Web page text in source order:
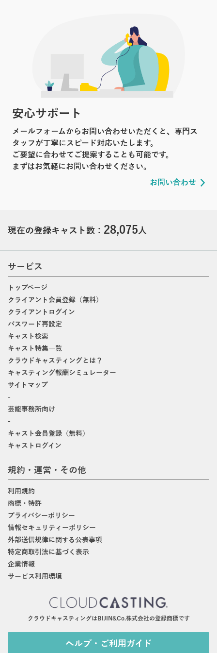
安心サポート
メールフォームからお問い合わせいただくと、専門ス
タッフが丁寧にスピード対応いたします。
ご要望に合わせてご提案することも可能です。
まずはお気軽にお問い合わせください。
お問い合わせ
現在の登録キャスト数： 28,075人
サービス
トップページ
クライアント会員登録（無料）
クライアントログイン
パスワード再設定
キャスト検索
キャスト特集一覧
クラウドキャスティングとは？
キャスティング報酬シミュレーター
サイトマップ
-
芸能事務所向け
-
キャスト会員登録（無料）
キャストログイン
規約・運営・その他
利用規約
商標・特許
プライバシーポリシー
情報セキュリティーポリシー
外部送信規律に関する公表事項
特定商取引法に基づく表示
企業情報
サービス利用環境
クラウドキャスティングはBIJIN&Co.株式会社の登録商標です
ヘルプ・ご利用ガイド